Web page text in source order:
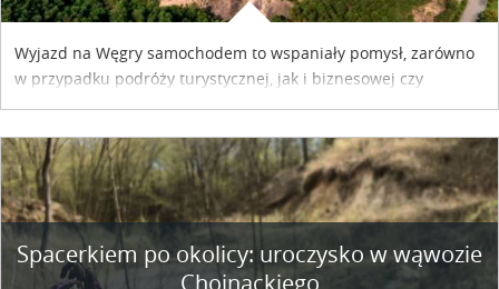
Wyjazd na Węgry samochodem to wspaniały pomysł, zarówno
w przypadku podróży turystycznej, jak i biznesowej czy
służbowej. Pamiętać tylko trzeba o wykupieniu winiety, co
współpracy reklamowej z Hungary Vignette.
Spacerkiem po okolicy: uroczysko w wąwozie